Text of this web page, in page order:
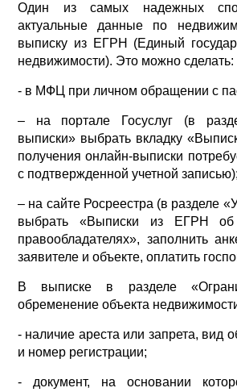
Один из самых надежных
актуальные данные по
выписку из ЕГРН (Единый
недвижимости). Это можно сделать:
- в МФЦ при личном обращении с
– на портале Госуслуг (в
выписки» выбрать вкладку
получения онлайн-выписки
с подтвержденной учетной записью);
– на сайте Росреестра (в разделе
выбрать «Выписки из ЕГРН об
правообладателях», заполнить
заявителе и объекте, оплатить
В выписке в разделе
обременение объекта
- наличие ареста или запрета, вид
и номер регистрации;
- документ, на основании